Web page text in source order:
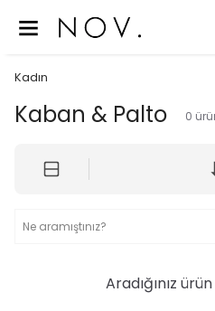
Kadın
Kaban & Palto 0
Aradığınız